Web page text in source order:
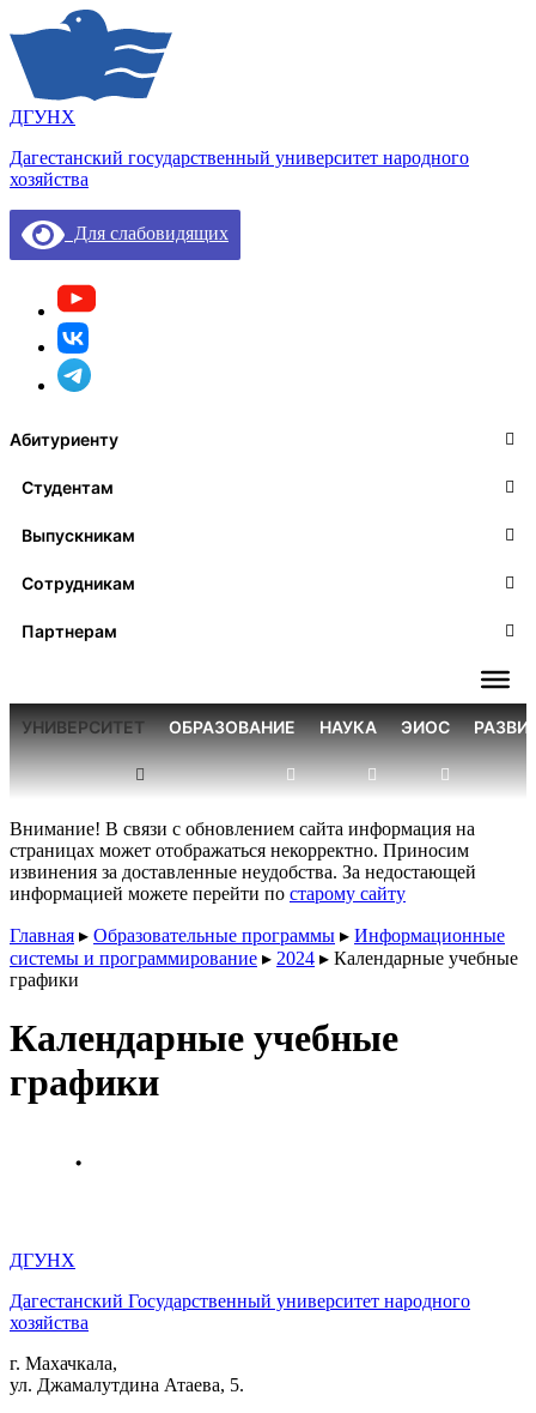
ДГУНХ
Дагестанский государственный университет народного
хозяйства
Для слабовидящих
Абитуриенту
Студентам
Выпускникам
Сотрудникам
Партнерам
УНИВЕРСИТЕТ ОБРАЗОВАНИЕ НАУКА ЭИОС
Внимание! В связи с обновлением сайта информация на
страницах может отображаться некорректно. Приносим
извинения за доставленные неудобства. За недостающей
информацией можете перейти по старому сайту
Главная ▸ Образовательные программы ▸ Информационные
системы и программирование ▸ 2024 ▸ Календарные учебные
графики
Календарные учебные
графики
ДГУНХ
Дагестанский Государственный университет народного
хозяйства
г. Махачкала,
ул. Джамалутдина Атаева, 5.